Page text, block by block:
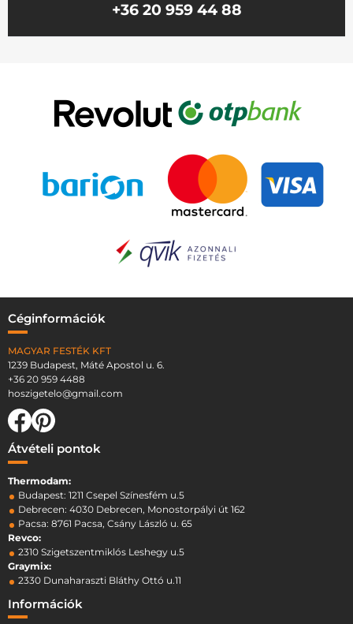
+36 20 959 44 88
Céginformációk
MAGYAR FESTÉK KFT
1239 Budapest, Máté Apostol u. 6.
+36 20 959 4488
hoszigetelo@gmail.com
Átvételi pontok
Thermodam:
Budapest: 1211 Csepel Színesfém u.5
Debrecen: 4030 Debrecen, Monostorpályi út 162
Pacsa: 8761 Pacsa, Csány László u. 65
Revco:
2310 Szigetszentmiklós Leshegy u.5
Graymix:
2330 Dunaharaszti Bláthy Ottó u.11
Információk